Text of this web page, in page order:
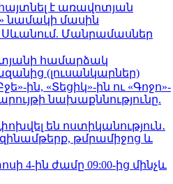
է առավոտյան
նամակի մասին
Մանրամասներ
համարձակ
(լուսանկարներ)
ին, «Տեցիկ»-ին ու «Գոջո»-
նախաքննությունը.
են ոստիկանություն․
թմրամիջոց և
4-ին ժամը 09:00-ից մինչև